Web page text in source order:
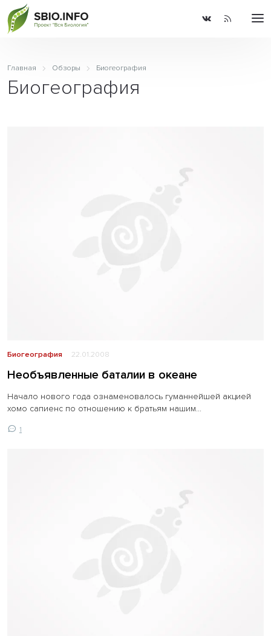
Главная Обзоры Биогеография
Биогеография
Биогеография 22.01.2008
Необъявленные баталии в океане
Начало нового года ознаменовалось гуманнейшей акцией
хомо сапиенс по отношению к братьям нашим...
1